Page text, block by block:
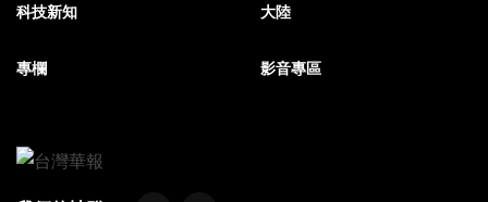
科技新知 大陸
專欄 影音專區